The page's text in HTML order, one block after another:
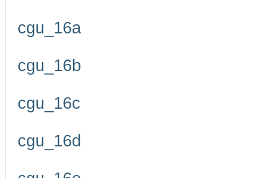
cgu_16a
cgu_16b
cgu_16c
cgu_16d